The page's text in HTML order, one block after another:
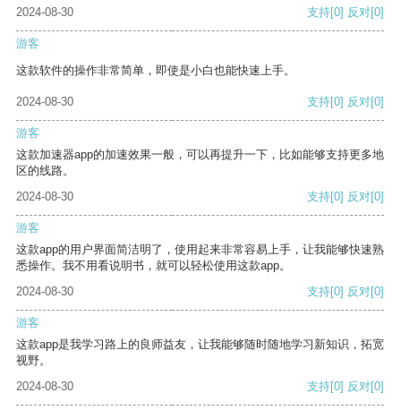
2024-08-30
支持[0] 反对[0]
游客
这款软件的操作非常简单，即使是小白也能快速上手。
2024-08-30 支持[0] 反对[0]
游客
这款加速器app的加速效果一般，可以再提升一下，比如能够支持更多地
区的线路。
2024-08-30
支持[0] 反对[0]
游客
这款app的用户界面简洁明了，使用起来非常容易上手，让我能够快速熟
悉操作。我不用看说明书，就可以轻松使用这款app。
2024-08-30
支持[0] 反对[0]
游客
这款app是我学习路上的良师益友，让我能够随时随地学习新知识，拓宽
视野。
2024-08-30
支持[0] 反对[0]